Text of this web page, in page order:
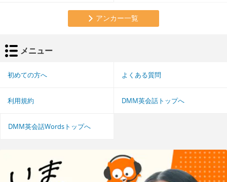
アンカー一覧
メニュー
初めての方へ よくある質問
利用規約 DMM英会話トップへ
DMM英会話Wordsトップへ